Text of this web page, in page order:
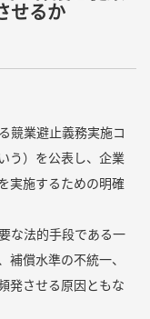
せるか
競業避止義務実施コ
う）を公表し、企業
実施するための明確
な法的手段である一
補償水準の不統一、
発させる原因ともな